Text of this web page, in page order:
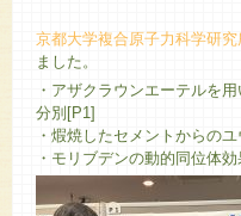
京都大学複合原子力科学研
ました。
・アザクラウンエーテルを
分別[P1]
・煆焼したセメントからの
・モリブデンの動的同位体